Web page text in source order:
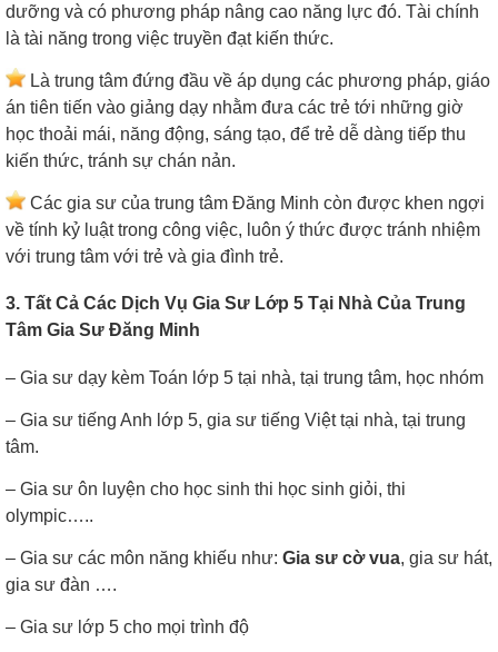
dưỡng và có phương pháp nâng cao năng lực đó. Tài chính
là tài năng trong việc truyền đạt kiến thức.
Là trung tâm đứng đầu về áp dụng các phương pháp, giáo
án tiên tiến vào giảng dạy nhằm đưa các trẻ tới những giờ
học thoải mái, năng động, sáng tạo, để trẻ dễ dàng tiếp thu
kiến thức, tránh sự chán nản.
Các gia sư của trung tâm Đăng Minh còn được khen ngợi
về tính kỷ luật trong công việc, luôn ý thức được tránh nhiệm
với trung tâm với trẻ và gia đình trẻ.
3. Tất Cả Các Dịch Vụ Gia Sư Lớp 5 Tại Nhà Của Trung
Tâm Gia Sư Đăng Minh
– Gia sư dạy kèm Toán lớp 5 tại nhà, tại trung tâm, học nhóm
– Gia sư tiếng Anh lớp 5, gia sư tiếng Việt tại nhà, tại trung
tâm.
– Gia sư ôn luyện cho học sinh thi học sinh giỏi, thi
olympic…..
– Gia sư các môn năng khiếu như: Gia sư cờ vua, gia sư hát,
gia sư đàn ….
– Gia sư lớp 5 cho mọi trình độ